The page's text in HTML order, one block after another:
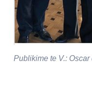
Publikime te V.: Oscar